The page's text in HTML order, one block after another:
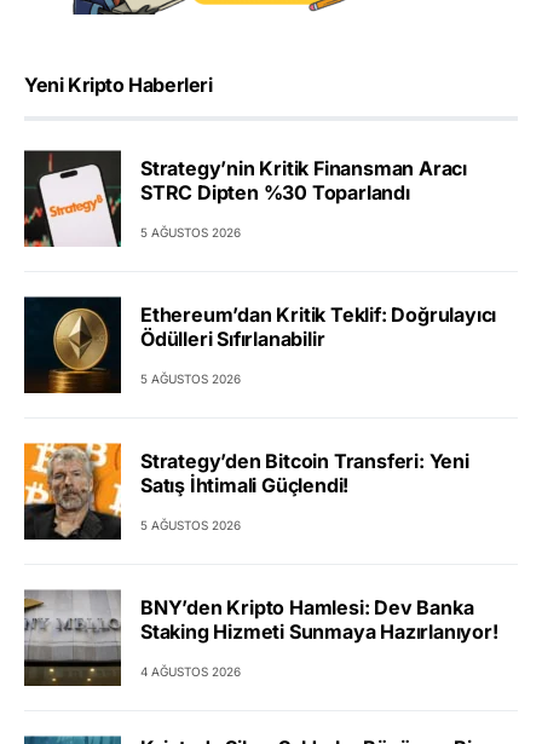
Yeni Kripto Haberleri
Strategy’nin Kritik Finansman Aracı
STRC Dipten %30 Toparlandı
5 AĞUSTOS 2026
Ethereum’dan Kritik Teklif: Doğrulayıcı
Ödülleri Sıfırlanabilir
5 AĞUSTOS 2026
Strategy’den Bitcoin Transferi: Yeni
Satış İhtimali Güçlendi!
5 AĞUSTOS 2026
BNY’den Kripto Hamlesi: Dev Banka
Staking Hizmeti Sunmaya Hazırlanıyor!
4 AĞUSTOS 2026